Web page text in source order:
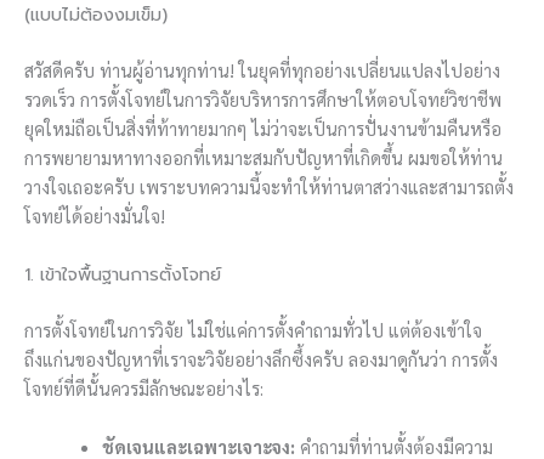
(แบบไม่ต้องงมเข็ม)
สวัสดีครับ ท่านผู้อ่านทุกท่าน! ในยุคที่ทุกอย่างเปลี่ยนแปลงไปอย่าง
รวดเร็ว การตั้งโจทย์ในการวิจัยบริหารการศึกษาให้ตอบโจทย์วิชาชีพ
ยุคใหม่ถือเป็นสิ่งที่ท้าทายมากๆ ไม่ว่าจะเป็นการปั่นงานข้ามคืนหรือ
การพยายามหาทางออกที่เหมาะสมกับปัญหาที่เกิดขึ้น ผมขอให้ท่าน
วางใจเถอะครับ เพราะบทความนี้จะทำให้ท่านตาสว่างและสามารถตั้ง
โจทย์ได้อย่างมั่นใจ!
1. เข้าใจพื้นฐานการตั้งโจทย์
การตั้งโจทย์ในการวิจัย ไม่ใช่แค่การตั้งคำถามทั่วไป แต่ต้องเข้าใจ
ถึงแก่นของปัญหาที่เราจะวิจัยอย่างลึกซึ้งครับ ลองมาดูกันว่า การตั้ง
โจทย์ที่ดีนั้นควรมีลักษณะอย่างไร:
ชัดเจนและเฉพาะเจาะจง: คำถามที่ท่านตั้งต้องมีความ